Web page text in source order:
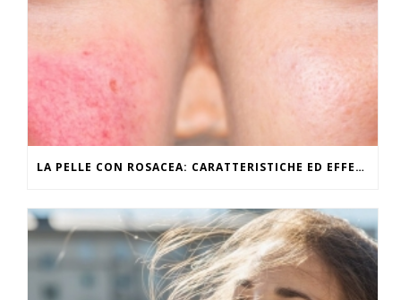
LA PELLE CON ROSACEA: CARATTERISTICHE ED EFFETTI DEL CALDO